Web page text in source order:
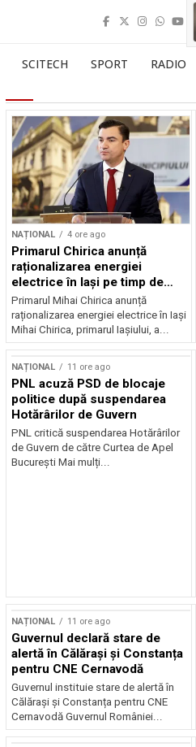
SCITECH SPORT RADIO
NAȚIONAL 4 ore ago
Primarul Chirica anunță
raționalizarea energiei
electrice în Iași pe timp de
noapte
Primarul Mihai Chirica anunță
raționalizarea energiei electrice în Iași
Mihai Chirica, primarul Iașiului, a...
NAȚIONAL 11 ore ago
PNL acuză PSD de blocaje
politice după suspendarea
Hotărârilor de Guvern
PNL critică suspendarea Hotărârilor
de Guvern de către Curtea de Apel
București Mai mulți...
NAȚIONAL 11 ore ago
Guvernul declară stare de
alertă în Călărași și Constanța
pentru CNE Cernavodă
Guvernul instituie stare de alertă în
Călărași și Constanța pentru CNE
Cernavodă Guvernul României...